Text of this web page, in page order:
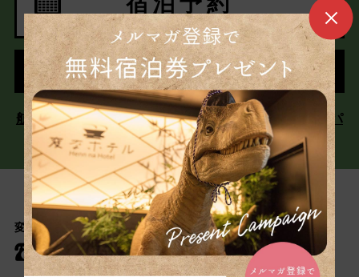
予約の確認・変更・キャンセル
航空券・新幹線とホテルを同時予約「ダイナミックパ
ッケージ」はこちら
変なホテル 東京 羽田 カスタマーセンター
050- 5894- 3783